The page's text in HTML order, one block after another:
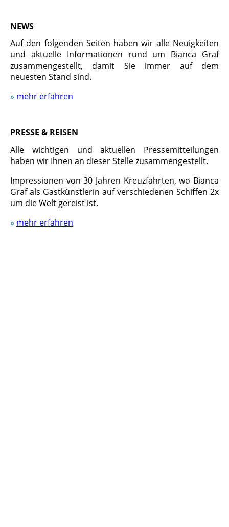
NEWS
Auf den folgenden Seiten haben wir alle Neuigkeiten
und aktuelle Informationen rund um Bianca Graf
zusammengestellt, damit Sie immer auf dem
neuesten Stand sind.
» mehr erfahren
PRESSE & REISEN
Alle wichtigen und aktuellen Presse­mitteilungen
haben wir Ihnen an dieser Stelle zusammengestellt.
Impressionen von 30 Jahren Kreuzfahrten, wo Bianca
Graf als Gastkünstlerin auf verschiedenen Schiffen 2x
um die Welt gereist ist.
» mehr erfahren